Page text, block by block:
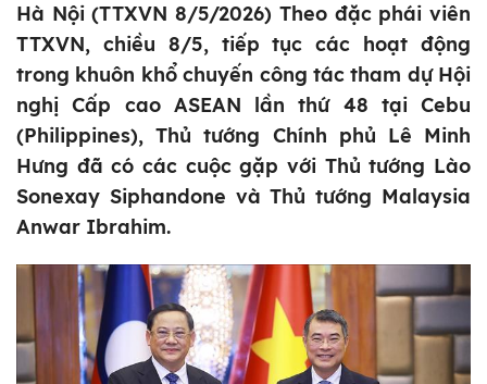
Hà Nội (TTXVN 8/5/2026) Theo đặc phái viên
TTXVN, chiều 8/5, tiếp tục các hoạt động
trong khuôn khổ chuyến công tác tham dự Hội
nghị Cấp cao ASEAN lần thứ 48 tại Cebu
(Philippines), Thủ tướng Chính phủ Lê Minh
Hưng đã có các cuộc gặp với Thủ tướng Lào
Sonexay Siphandone và Thủ tướng Malaysia
Anwar Ibrahim.